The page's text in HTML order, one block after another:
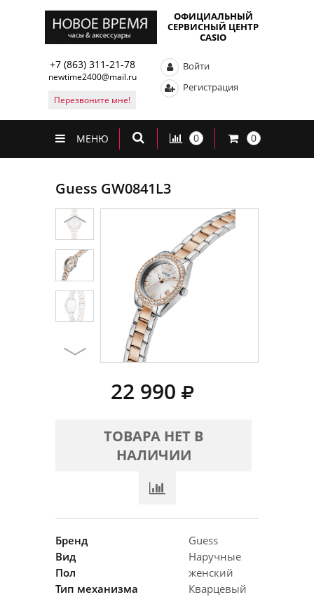
ОФИЦИАЛЬНЫЙ
СЕРВИСНЫЙ ЦЕНТР
CASIO
+7 (863) 311-21-78
newtime2400@mail.ru
Перезвоните мне!
Войти
Регистрация
МЕНЮ 0 0
Guess GW0841L3
22 990
ТОВАРА НЕТ В
НАЛИЧИИ
Бренд
Guess
Вид
Наручные
Пол
женский
Тип механизма
Кварцевый